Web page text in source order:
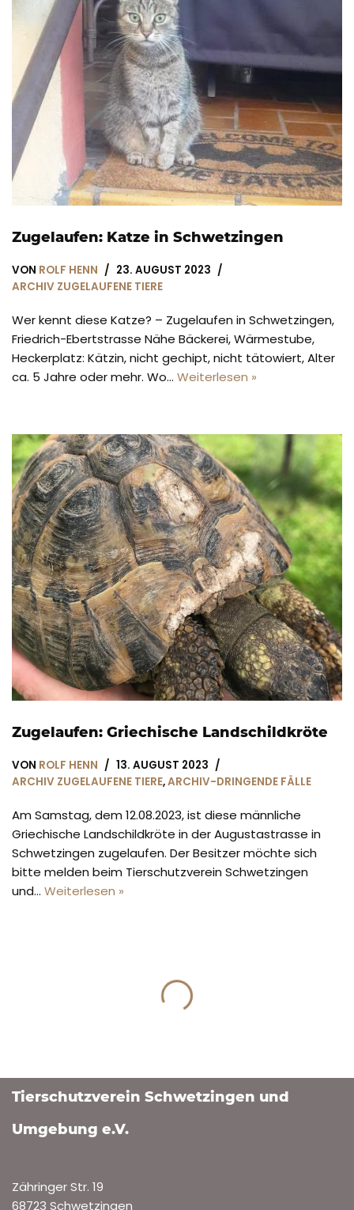
Zugelaufen: Katze in Schwetzingen
VON ROLF HENN
23. AUGUST 2023
ARCHIV ZUGELAUFENE TIERE
Wer kennt diese Katze? – Zugelaufen in Schwetzingen,
Friedrich-Ebertstrasse Nähe Bäckerei, Wärmestube,
Heckerplatz: Kätzin, nicht gechipt, nicht tätowiert, Alter
ca. 5 Jahre oder mehr. Wo… Weiterlesen »
Zugelaufen: Griechische Landschildkröte
VON ROLF HENN
13. AUGUST 2023
ARCHIV ZUGELAUFENE TIERE,ARCHIV-DRINGENDE FÄLLE
Am Samstag, dem 12.08.2023, ist diese männliche
Griechische Landschildkröte in der Augustastrasse in
Schwetzingen zugelaufen. Der Besitzer möchte sich
bitte melden beim Tierschutzverein Schwetzingen
und… Weiterlesen »
Kater im Schälzig zugelaufen